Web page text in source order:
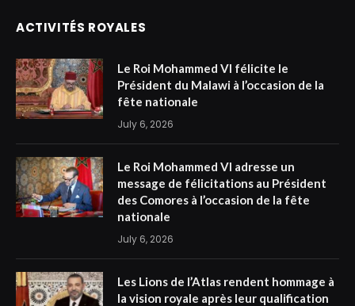
ACTIVITÉS ROYALES
Le Roi Mohammed VI félicite le
Président du Malawi à l’occasion de la
fête nationale
July 6, 2026
Le Roi Mohammed VI adresse un
message de félicitations au Président
des Comores à l’occasion de la fête
nationale
July 6, 2026
Les Lions de l’Atlas rendent hommage à
la vision royale après leur qualification